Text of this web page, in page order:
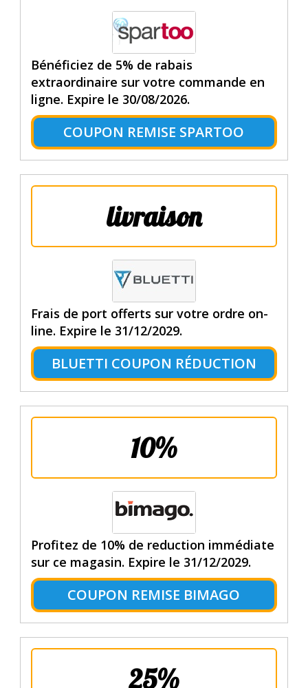
Bénéficiez de 5% de rabais
extraordinaire sur votre commande en
ligne. Expire le 30/08/2026.
COUPON REMISE SPARTOO
livraison
Frais de port offerts sur votre ordre on-
line. Expire le 31/12/2029.
BLUETTI COUPON RÉDUCTION
10%
Profitez de 10% de reduction immédiate
sur ce magasin. Expire le 31/12/2029.
COUPON REMISE BIMAGO
25%